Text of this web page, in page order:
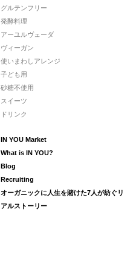
グルテンフリー
発酵料理
アーユルヴェーダ
ヴィーガン
使いまわしアレンジ
子ども用
砂糖不使用
スイーツ
ドリンク
IN YOU Market
What is IN YOU?
Blog
Recruiting
オーガニックに人生を賭けた7人が紡ぐリ
アルストーリー